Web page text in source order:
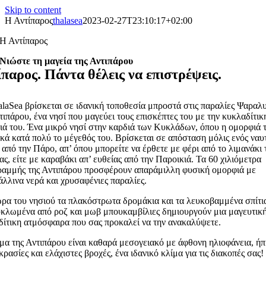
Skip to content
Η Αντίπαροςthalasea2023-02-27T23:10:17+02:00
Η Αντίπαρος
Νιώστε τη μαγεία της Αντιπάρου
Πάντα θέλεις να επιστρέψεις.
βρίσκεται σε ιδανική τοποθεσία μπροστά στις παραλίες
ένα νησί που μαγεύει τους επισκέπτες του με την
του. Ένα μικρό νησί στην καρδιά των Κυκλάδων, όπου η ομορφιά
κατά πολύ το μέγεθός του. Βρίσκεται σε απόσταση μόλις ενός
από την Πάρο, απ’ όπου μπορείτε να έρθετε με φέρι από το λιμανάκι
είτε με καραβάκι απ’ ευθείας από την Παροικιά. Τα 60 χιλιόμετρα
της Αντιπάρου προσφέρουν απαράμιλλη φυσική ομορφιά με
νερά και χρυσαφένιες παραλίες.
του νησιού τα πλακόστρωτα δρομάκια και τα λευκοβαμμένα
από ροζ και μωβ μπουκαμβίλιες δημιουργούν μια
ατμόσφαιρα που σας προκαλεί να την ανακαλύψετε.
της Αντιπάρου είναι καθαρά μεσογειακό με άφθονη ηλιοφάνεια,
και ελάχιστες βροχές, ένα ιδανικό κλίμα για τις διακοπές σας!